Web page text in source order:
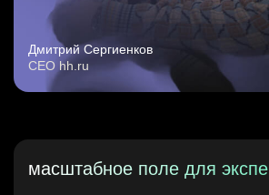
Дмитрий Сергиенков
CEO hh.ru
масштабное поле для